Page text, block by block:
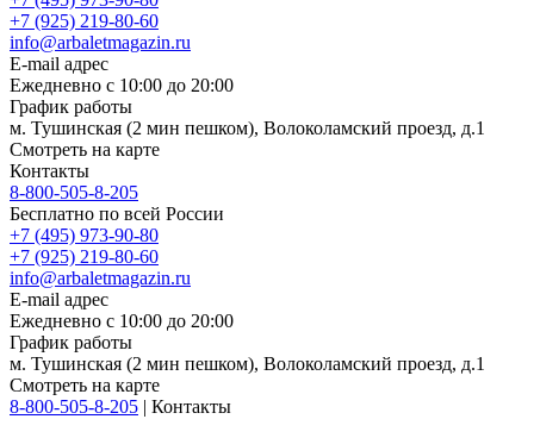
+7 (925) 219-80-60
info@arbaletmagazin.ru
E-mail адрес
Ежедневно с 10:00 до 20:00
График работы
м. Тушинская (2 мин пешком), Волоколамский проезд, д.1
Смотреть на карте
Контакты
8-800-505-8-205
Бесплатно по всей России
+7 (495) 973-90-80
+7 (925) 219-80-60
info@arbaletmagazin.ru
E-mail адрес
Ежедневно с 10:00 до 20:00
График работы
м. Тушинская (2 мин пешком), Волоколамский проезд, д.1
Смотреть на карте
8-800-505-8-205 | Контакты